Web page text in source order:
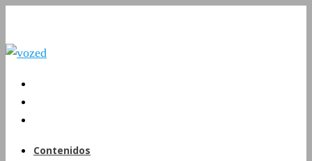
Contenidos